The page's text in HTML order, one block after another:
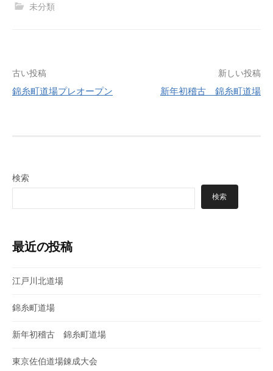
未分類
投
稿
ー
シ
ン
古い投稿
錦糸町道場プレオープン
新しい投稿
新年初稽古 錦糸町道場
検索
検索
最近の投稿
江戸川北道場
錦糸町道場
新年初稽古 錦糸町道場
東京佐伯道場錬成大会